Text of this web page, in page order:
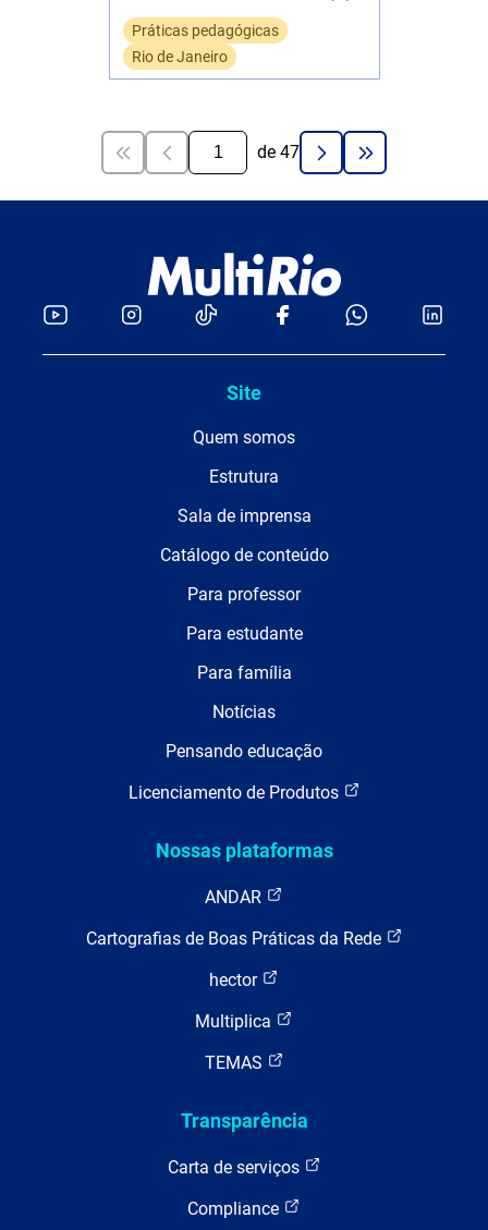
Práticas pedagógicas
Rio de Janeiro
de 47
Site
Quem somos
Estrutura
Sala de imprensa
Catálogo de conteúdo
Para professor
Para estudante
Para família
Notícias
Pensando educação
Licenciamento de Produtos
Nossas plataformas
ANDAR
Cartografias de Boas Práticas da Rede
hector
Multiplica
TEMAS
Transparência
Carta de serviços
Compliance